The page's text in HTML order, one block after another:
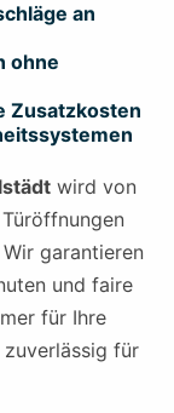
an
ohne
Zusatzkosten
wird von
garantieren
und faire
für Ihre
für